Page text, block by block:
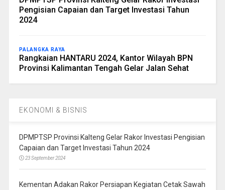
Pengisian Capaian dan Target Investasi Tahun
2024
PALANGKA RAYA
Rangkaian HANTARU 2024, Kantor Wilayah BPN
Provinsi Kalimantan Tengah Gelar Jalan Sehat
EKONOMI & BISNIS
DPMPTSP Provinsi Kalteng Gelar Rakor Investasi Pengisian
Capaian dan Target Investasi Tahun 2024
23 September 2024
Kementan Adakan Rakor Persiapan Kegiatan Cetak Sawah